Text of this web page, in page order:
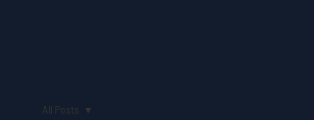
All Posts